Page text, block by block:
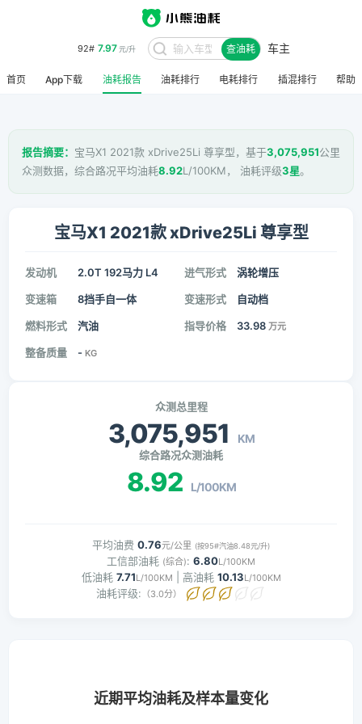
92# 7.97元/升 查油耗 车主
首页 App下载 油耗报告 油耗排行 电耗排行 插混排行 帮助
报告摘要： 宝马X1 2021款 xDrive25Li 尊享型，基于3,075,951公里
众测数据，综合路况平均油耗8.92L/100KM， 油耗评级3星。
宝马X1 2021款 xDrive25Li 尊享型
发动机 2.0T 192马力 L4 进气形式 涡轮增压
变速箱 8挡手自一体 变速形式 自动档
燃料形式 汽油 指导价格 33.98 万元
整备质量 - KG
众测总里程
3,075,951 KM
综合路况众测油耗
8.92 L/100KM
平均油费 0.76元/公里 (按95#汽油8.48元/升)
工信部油耗 (综合): 6.80L/100KM
低油耗 7.71L/100KM | 高油耗 10.13L/100KM
油耗评级: （3.0分）